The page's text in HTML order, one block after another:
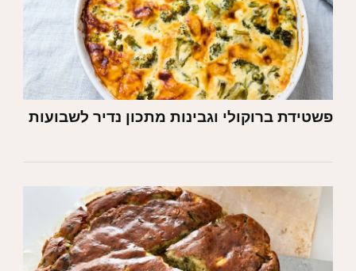
פשטידת ברוקולי וגבינות מתכון נדיר לשבועות